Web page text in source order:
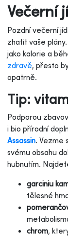
Večerní
Pozdní večerní
zhatit vaše
jako kalorie a
zdravě, přesto
opatrně.
Tip:
Podporou
i bio přírodní
Assassin. Vezme
svému obsahu
hubnutím.
garciniu
tělesné
chrom,